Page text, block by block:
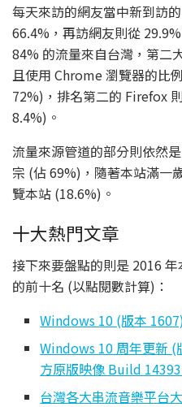
每天來訪的網友當中新到訪
66.4%，再訪網友則從
84% 的流量來自台灣，第二
且使用 Chrome 瀏覽器的比
72%)，排名第二的 Firefox
8.4%)。
流量來源管道的部分則依然
宗 (佔 69%)，隨著本站滿一
覽本站 (18.6%)。
十大熱門文章
接下來要盤點的則是 2016
的前十名 (以點閱數計算)：
Windows 10 (版本
Windows 10 周年更新 (
方原版映像 Build
台灣各大串流音樂平台